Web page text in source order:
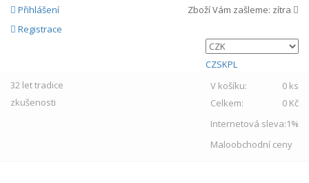
Přihlášení
Registrace
Zboží Vám zašleme: zítra
CZSKPL
32 lettradice
zkušenosti
V košíku:
0 ks
Celkem:
0 Kč
Internetová sleva:1%
Maloobchodní ceny